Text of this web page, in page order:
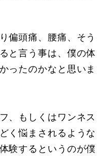
偏頭痛、腰痛、そう
と言う事は、僕の体
ったのかなと思いま
、もしくはワンネス
く悩まされるような
験するというのが僕